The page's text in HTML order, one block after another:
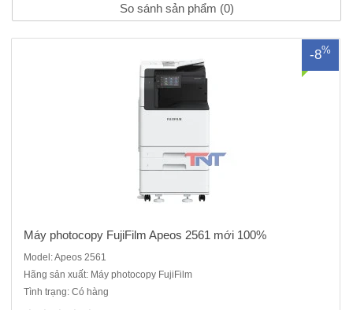
So sánh sản phẩm (0)
-8%
Máy photocopy FujiFilm Apeos 2561 mới 100%
Model: Apeos 2561
Hãng sản xuất: Máy photocopy FujiFilm
Tình trạng: Có hàng